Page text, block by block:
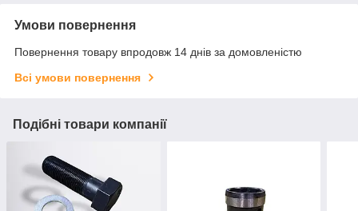
Умови повернення
Повернення товару впродовж 14 днів за домовленістю
Всі умови повернення
Подібні товари компанії